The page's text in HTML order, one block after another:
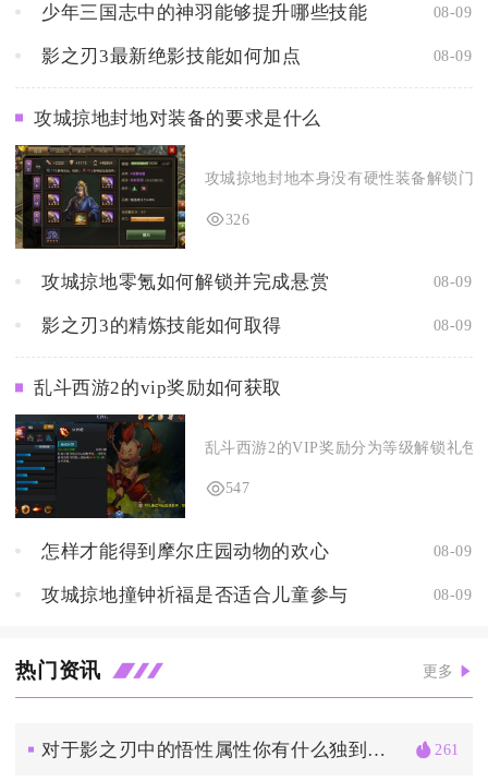
少年三国志中的神羽能够提升哪些技能 08-09
影之刃3最新绝影技能如何加点 08-09
攻城掠地封地对装备的要求是什么
攻城掠地封地本身没有硬性装备解锁门
326
攻城掠地零氪如何解锁并完成悬赏 08-09
影之刃3的精炼技能如何取得 08-09
乱斗西游2的vip奖励如何获取
乱斗西游2的VIP奖励分为等级解锁礼包
547
怎样才能得到摩尔庄园动物的欢心 08-09
攻城掠地撞钟祈福是否适合儿童参与 08-09
热门资讯 更多
对于影之刃中的悟性属性你有什么独到的理解 261